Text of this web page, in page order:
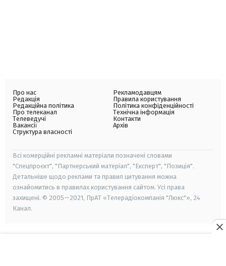
Про нас
Редакція
Редакційна політика
Про телеканал
Телеведучі
Вакансії
Структура власності
Рекламодавцям
Правила користування
Політика конфіденційності
Технічна інформація
Контакти
Архів
Всі комерційні рекламні матеріали позначені словами
"Спецпроєкт", "Партнерський матеріал", "Експерт", "Позиція".
Детальніше щодо реклами та правил цитування можна
ознайомитись в правилах користування сайтом. Усі права
захищені. © 2005—2021, ПрАТ «Телерадіокомпанія "Люкс"», 24
Канал.